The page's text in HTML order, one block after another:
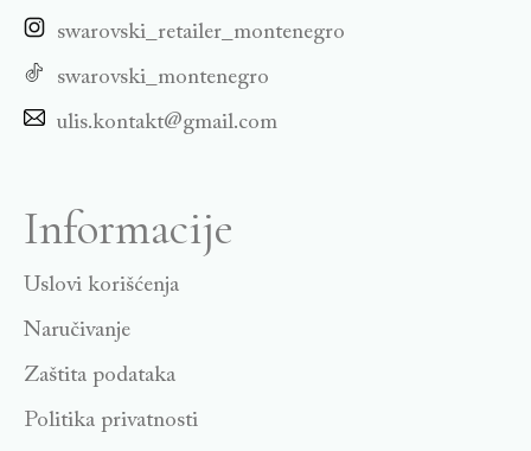
swarovski_retailer_montenegro
swarovski_montenegro
ulis.kontakt@gmail.com
Informacije
Uslovi korišćenja
Naručivanje
Zaštita podataka
Politika privatnosti